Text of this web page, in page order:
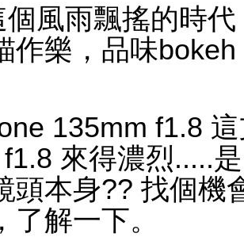
個風雨飄搖的時
作樂，品味
135mm f1.8
來得濃烈.....
頭本身?? 找個機
了解一下。